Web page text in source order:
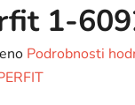
1-
Podrobnosti